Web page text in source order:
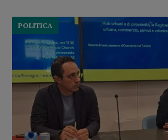
POLITICA